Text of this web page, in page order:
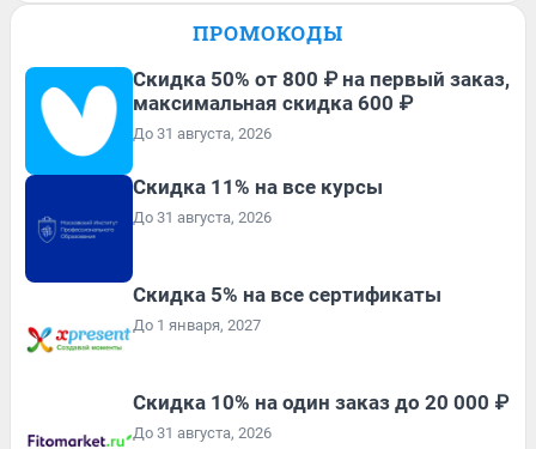
ПРОМОКОДЫ
Скидка 50% от 800 ₽ на первый заказ,
максимальная скидка 600 ₽
До 31 августа, 2026
Скидка 11% на все курсы
До 31 августа, 2026
Скидка 5% на все сертификаты
До 1 января, 2027
Скидка 10% на один заказ до 20 000 ₽
До 31 августа, 2026